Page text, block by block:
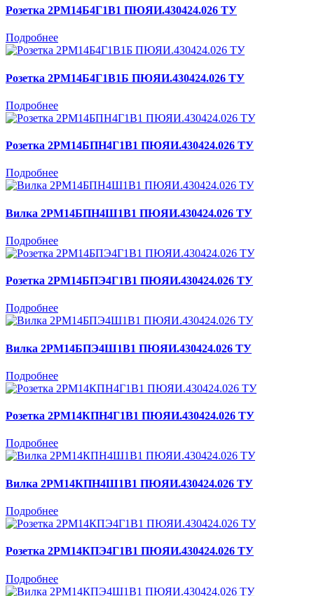
Розетка 2РМ14Б4Г1В1 ПЮЯИ.430424.026 ТУ
Подробнее
Розетка 2РМ14Б4Г1В1Б ПЮЯИ.430424.026 ТУ
Подробнее
Розетка 2РМ14БПН4Г1В1 ПЮЯИ.430424.026 ТУ
Подробнее
Вилка 2РМ14БПН4Ш1В1 ПЮЯИ.430424.026 ТУ
Подробнее
Розетка 2РМ14БПЭ4Г1В1 ПЮЯИ.430424.026 ТУ
Подробнее
Вилка 2РМ14БПЭ4Ш1В1 ПЮЯИ.430424.026 ТУ
Подробнее
Розетка 2РМ14КПН4Г1В1 ПЮЯИ.430424.026 ТУ
Подробнее
Вилка 2РМ14КПН4Ш1В1 ПЮЯИ.430424.026 ТУ
Подробнее
Розетка 2РМ14КПЭ4Г1В1 ПЮЯИ.430424.026 ТУ
Подробнее